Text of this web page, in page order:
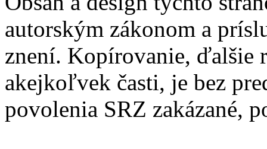
autorským zákonom a
znení. Kopírovanie, ďalšie
akejkoľvek časti, je bez
povolenia SRZ zakázané,